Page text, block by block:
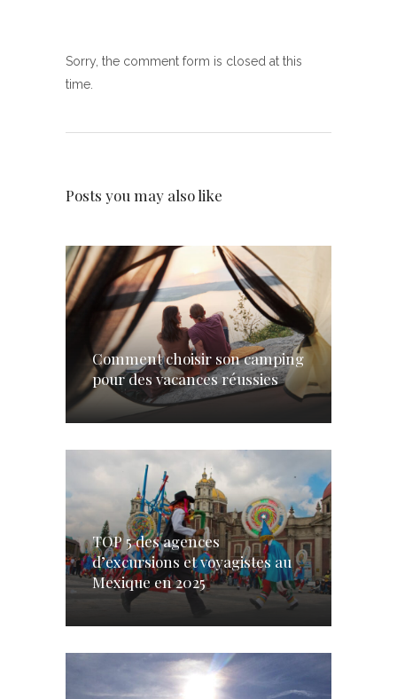
Sorry, the comment form is closed at this
time.
Posts you may also like
Comment choisir son camping
pour des vacances réussies
TOP 5 des agences
d’excursions et voyagistes au
Mexique en 2025